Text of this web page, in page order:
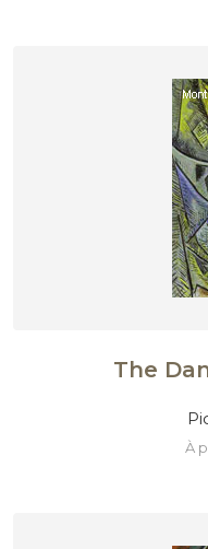
The